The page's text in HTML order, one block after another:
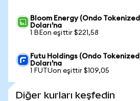
Bloom Energy (Ondo
Doları'na
1 BEon eşittir $221,58
Futu Holdings (Ondo
Doları'na
1 FUTUon eşittir $109,05
Diğer kurları keşfedin